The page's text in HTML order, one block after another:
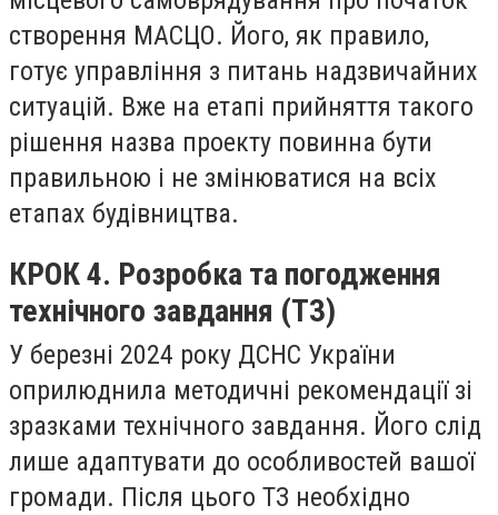
створення МАСЦО. Його, як правило,
готує управління з питань надзвичайних
ситуацій. Вже на етапі прийняття такого
рішення назва проекту повинна бути
правильною і не змінюватися на всіх
етапах будівництва.
КРОК 4. Розробка та погодження
технічного завдання (ТЗ)
У березні 2024 року ДСНС України
оприлюднила методичні рекомендації зі
зразками технічного завдання. Його слід
лише адаптувати до особливостей вашої
громади. Після цього ТЗ необхідно